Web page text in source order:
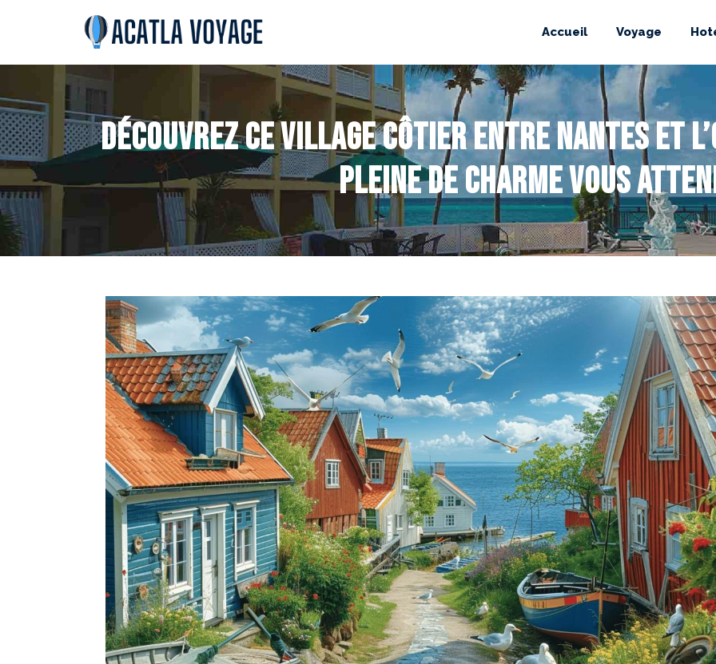
Accueil Voyage
Découvrez ce village côtier entre Nantes et
pleine de charme vous